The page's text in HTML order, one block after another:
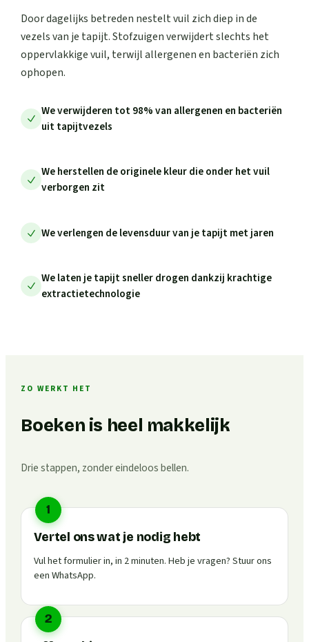
Door dagelijks betreden nestelt vuil zich diep in de
vezels van je tapijt. Stofzuigen verwijdert slechts het
oppervlakkige vuil, terwijl allergenen en bacteriën zich
ophopen.
We verwijderen tot 98% van allergenen en bacteriën
uit tapijtvezels
We herstellen de originele kleur die onder het vuil
verborgen zit
We verlengen de levensduur van je tapijt met jaren
We laten je tapijt sneller drogen dankzij krachtige
extractietechnologie
ZO WERKT HET
Boeken is heel makkelijk
Drie stappen, zonder eindeloos bellen.
1
Vertel ons wat je nodig hebt
Vul het formulier in, in 2 minuten. Heb je vragen? Stuur ons
een WhatsApp.
2